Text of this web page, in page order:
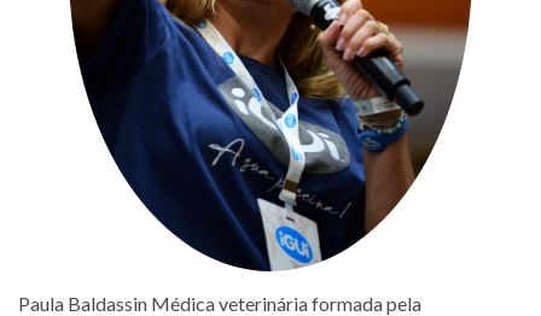
Paula Baldassin Médica veterinária formada pela